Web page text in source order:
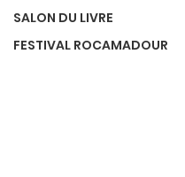
SALON DU LIVRE
FESTIVAL ROCAMADOUR